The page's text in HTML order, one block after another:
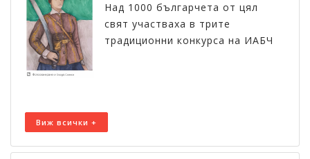
Над 1000 българчета от цял
свят участваха в трите
традиционни конкурса на ИАБЧ
Виж всички +